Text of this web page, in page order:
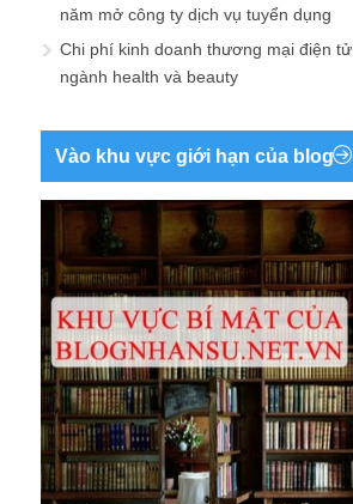
năm mở công ty dịch vụ tuyển dụng
Chi phí kinh doanh thương mại điện tử
ngành health và beauty
Vào khu vực giới hạn của blog